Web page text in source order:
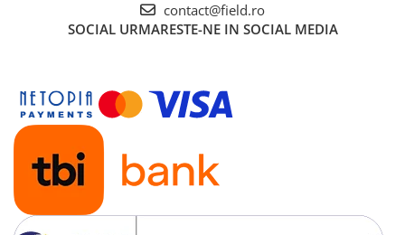
contact@field.ro
SOCIAL URMARESTE-NE IN SOCIAL MEDIA